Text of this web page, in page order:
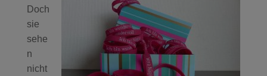
Doch
sie
sehe
n
nicht